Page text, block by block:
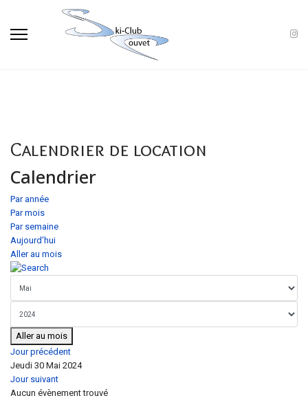
Calendrier de location
Calendrier
Par année
Par mois
Par semaine
Aujourd'hui
Aller au mois
Aller au mois
Jour précédent
Jeudi 30 Mai 2024
Jour suivant
Aucun évènement trouvé